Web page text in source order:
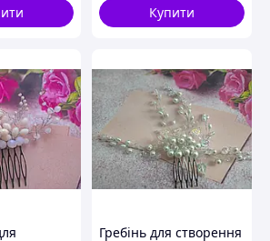
Купити
Гребінь для створення